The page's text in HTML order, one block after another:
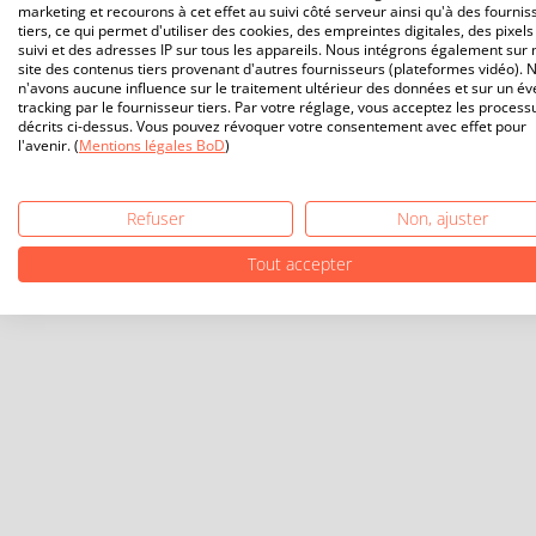
marketing et recourons à cet effet au suivi côté serveur ainsi qu'à des
tiers, ce qui permet d'utiliser des cookies, des empreintes digitales, des
suivi et des adresses IP sur tous les appareils. Nous intégrons également sur
site des contenus tiers provenant d'autres fournisseurs (plateformes vidéo).
n'avons aucune influence sur le traitement ultérieur des données et sur un
tracking par le fournisseur tiers. Par votre réglage, vous acceptez les
décrits ci-dessus. Vous pouvez révoquer votre consentement avec effet pour
l'avenir. (Mentions légales BoD)
Refuser
Non, ajuster
Tout accepter